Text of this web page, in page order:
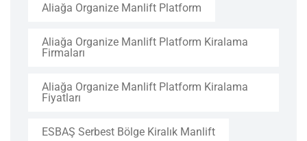
Aliağa Organize Manlift Platform
Aliağa Organize Manlift Platform Kiralama
Firmaları
Aliağa Organize Manlift Platform Kiralama
Fiyatları
ESBAŞ Serbest Bölge Kiralık Manlift